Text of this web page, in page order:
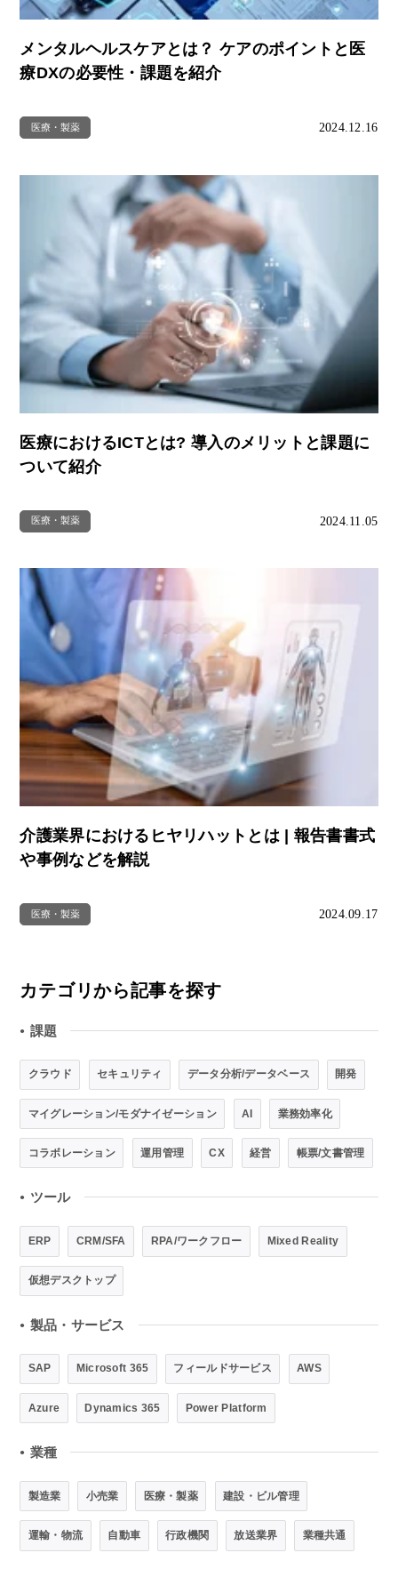
メンタルヘルスケアとは？ ケアのポイントと医
療DXの必要性・課題を紹介
医療・製薬 2024.12.16
医療におけるICTとは? 導入のメリットと課題に
ついて紹介
医療・製薬 2024.11.05
介護業界におけるヒヤリハットとは | 報告書書式
や事例などを解説
医療・製薬 2024.09.17
カテゴリから記事を探す
● 課題
クラウド セキュリティ データ分析/データベース 開発
マイグレーション/モダナイゼーション AI 業務効率化
コラボレーション 運用管理 CX 経営 帳票/文書管理
● ツール
ERP CRM/SFA RPA/ワークフロー Mixed Reality
仮想デスクトップ
● 製品・サービス
SAP Microsoft 365 フィールドサービス AWS
Azure Dynamics 365 Power Platform
● 業種
製造業 小売業 医療・製薬 建設・ビル管理
運輸・物流 自動車 行政機関 放送業界 業種共通